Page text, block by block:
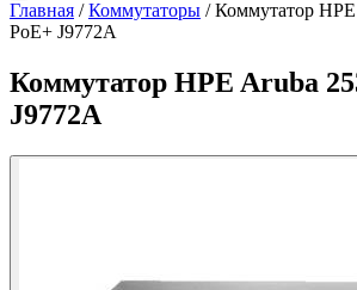
Главная / Коммутаторы / Коммутатор
PoE+ J9772A
Коммутатор HPE Aruba
J9772A